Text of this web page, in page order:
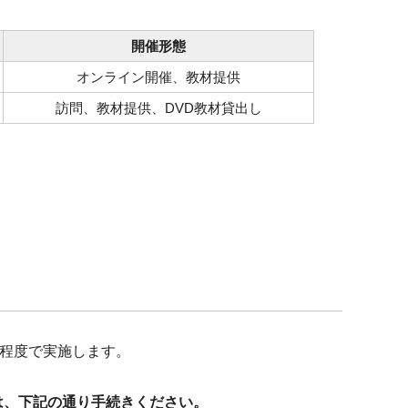
開催形態
オンライン開催、教材提供
訪問、教材提供、DVD教材貸出し
度で実施します。
下記の通り手続きください。